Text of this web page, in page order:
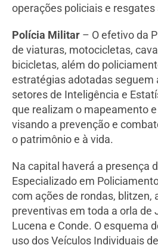
operações policiais e
Polícia Militar – O efetivo da
de viaturas, motocicletas,
bicicletas, além do
estratégias adotadas seguem
setores de Inteligência e
que realizam o mapeamento
visando a prevenção e
o patrimônio e à vida.
Na capital haverá a presença
Especializado em
com ações de rondas, blitzen,
preventivas em toda a orla de
Lucena e Conde. O esquema
uso dos Veículos Individuais